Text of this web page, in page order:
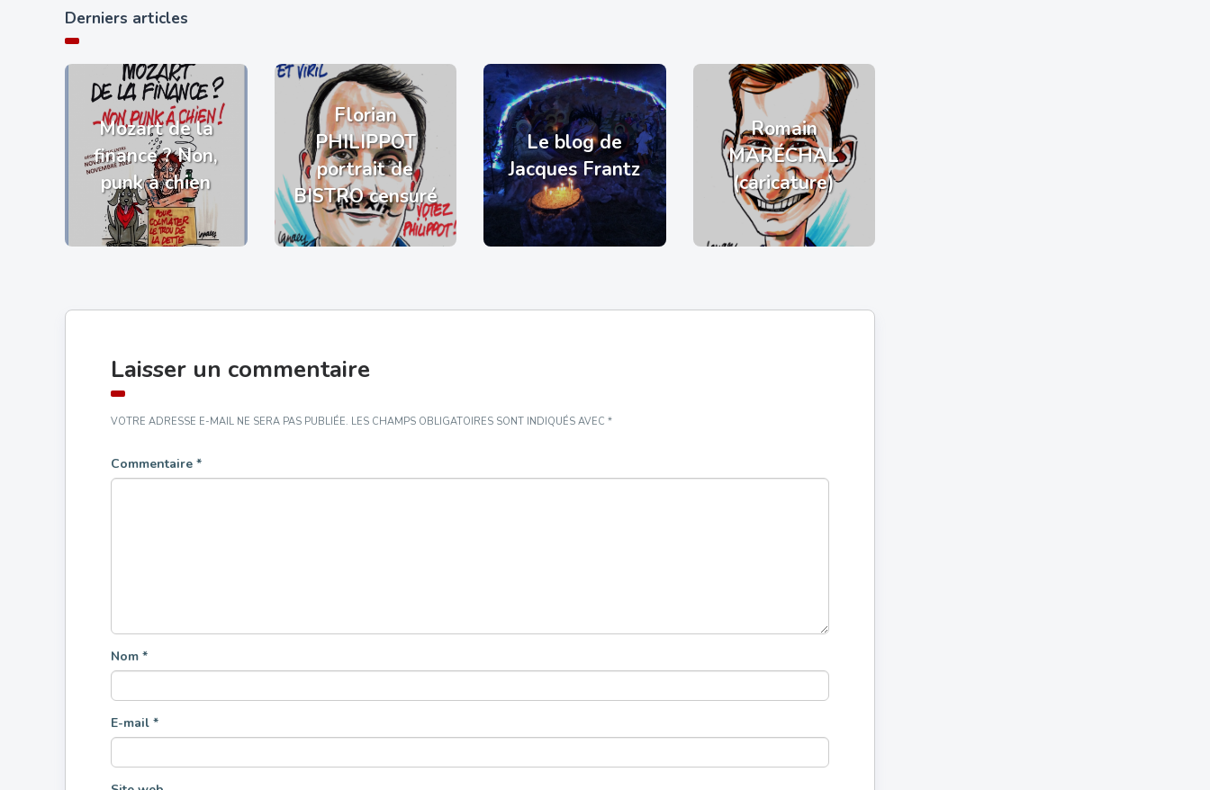
Derniers articles
Mozart de la
finance ? Non,
punk à chien
Florian
PHILIPPOT
portrait de
BISTRO censuré
Le blog de
Jacques Frantz
Romain
MARÉCHAL
(caricature)
Laisser un commentaire
VOTRE ADRESSE E-MAIL NE SERA PAS PUBLIÉE. LES CHAMPS OBLIGATOIRES SONT INDIQUÉS AVEC *
Commentaire *
Nom *
E-mail *